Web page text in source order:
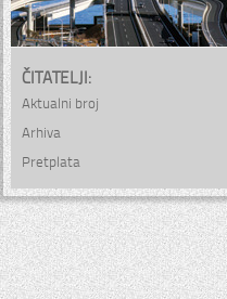
ČITATELJI:
Aktualni broj
Arhiva
Pretplata